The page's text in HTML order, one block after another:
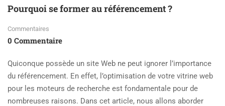
Pourquoi se former au référencement ?
Commentaires
0 Commentaire
Quiconque possède un site Web ne peut ignorer l’importance
du référencement. En effet, l’optimisation de votre vitrine web
pour les moteurs de recherche est fondamentale pour de
nombreuses raisons. Dans cet article, nous allons aborder